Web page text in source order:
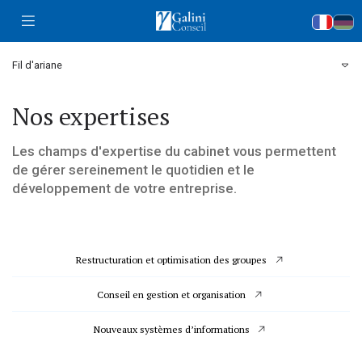
Accueil
Fil d'ariane
Nos expertises
Les champs d'expertise du cabinet vous permettent
de gérer sereinement le quotidien et le
développement de votre entreprise.
Restructuration et optimisation des groupes
Conseil en gestion et organisation
Nouveaux systèmes d’informations